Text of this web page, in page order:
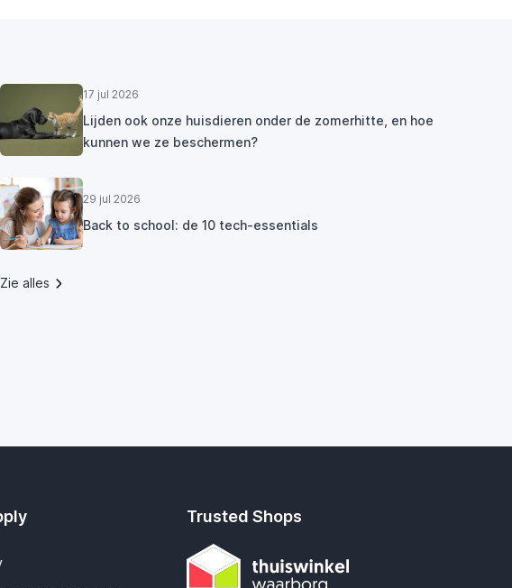
17 jul 2026
Lijden ook onze huisdieren onder de zomerhitte, en hoe
kunnen we ze beschermen?
29 jul 2026
Back to school: de 10 tech-essentials
Zie alles
Trusted Shops